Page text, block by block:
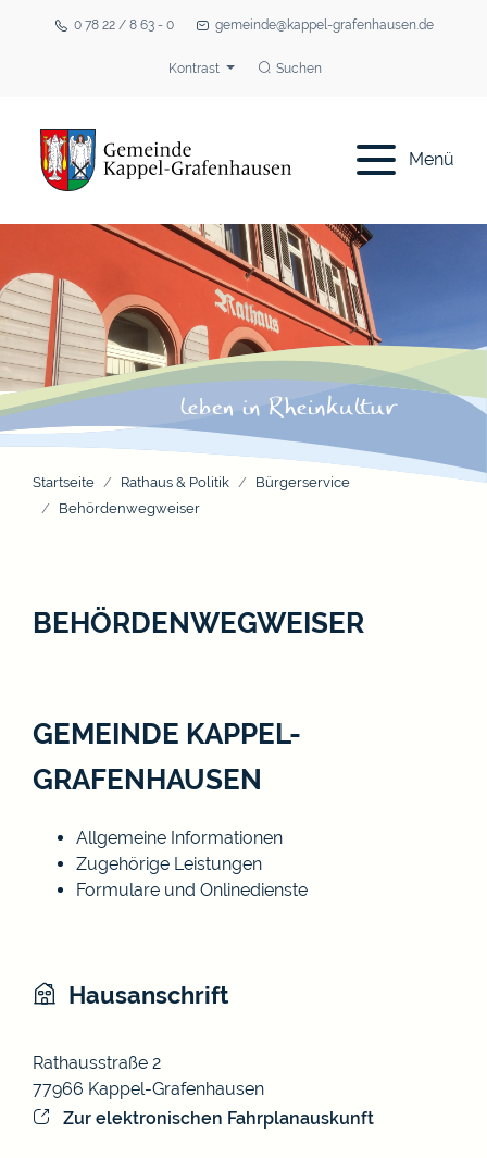
0 78 22 / 8 63 - 0 gemeinde@kappel-grafenhausen.de
Kontrast Suchen
Menü
Startseite Rathaus & Politik
Bürgerservice
Behördenwegweiser
BEHÖRDENWEGWEISER
GEMEINDE KAPPEL-
GRAFENHAUSEN
Allgemeine Informationen
Zugehörige Leistungen
Formulare und Onlinedienste
Hausanschrift
Rathausstraße 2
77966 Kappel-Grafenhausen
Zur elektronischen Fahrplanauskunft